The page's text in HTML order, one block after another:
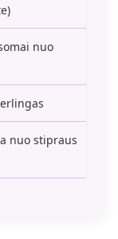
nuo
nuo stipraus